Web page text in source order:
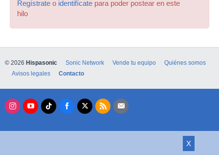
Regístrate o identifícate para poder postear en este
hilo
X
© 2026 Hispasonic Sonic Network Vende tu equipo
Quiénes somos
Avisos legales
Contacto